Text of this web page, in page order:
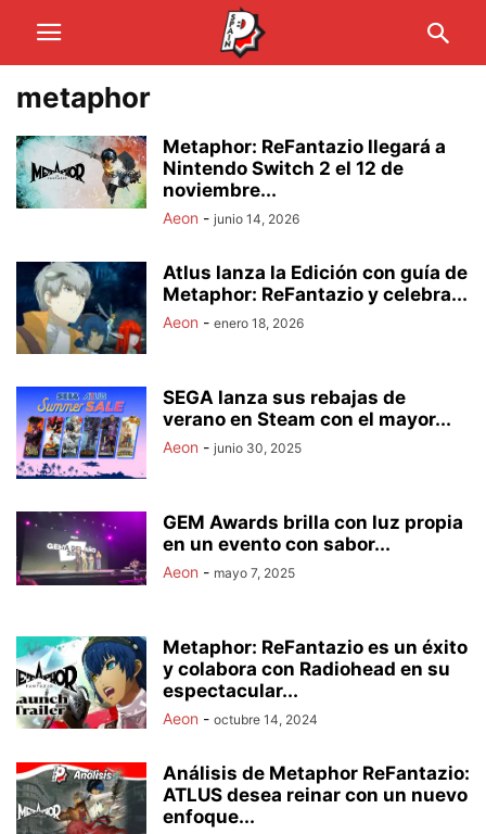
metaphor
Metaphor: ReFantazio llegará a
Nintendo Switch 2 el 12 de
noviembre...
Aeon - junio 14, 2026
Atlus lanza la Edición con guía de
Metaphor: ReFantazio y celebra...
Aeon - enero 18, 2026
SEGA lanza sus rebajas de
verano en Steam con el mayor...
Aeon - junio 30, 2025
GEM Awards brilla con luz propia
en un evento con sabor...
Aeon - mayo 7, 2025
Metaphor: ReFantazio es un éxito
y colabora con Radiohead en su
espectacular...
Aeon - octubre 14, 2024
Análisis de Metaphor ReFantazio:
ATLUS desea reinar con un nuevo
enfoque...